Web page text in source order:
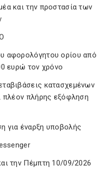
και την προστασία των
αφορολόγητου ορίου από
ευρώ τον χρόνο
κατασχεμένων
πλέον πλήρης εξόφληση
για έναρξη υποβολής
την Πέμπτη 10/09/2026